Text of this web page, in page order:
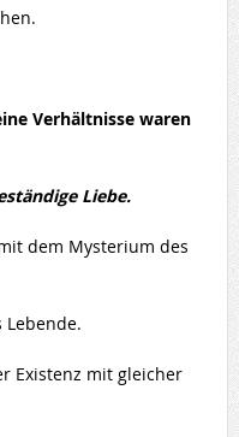
Verhältnisse waren
Liebe.
dem Mysterium des
Lebende.
Existenz mit gleicher